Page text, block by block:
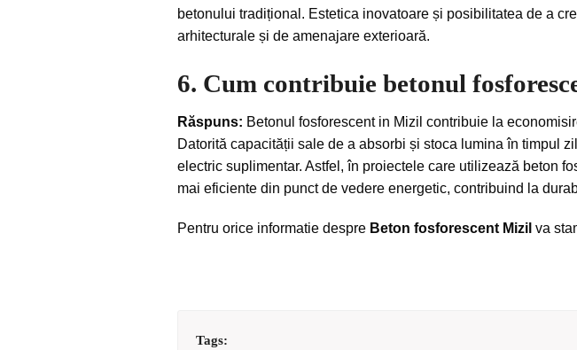
betonului tradițional. Estetica inovatoare și posibilitatea de a
arhitecturale și de amenajare exterioară.
6. Cum contribuie betonul
Răspuns: Betonul fosforescent in Mizil contribuie la
Datorită capacității sale de a absorbi și stoca lumina în timpul
electric suplimentar. Astfel, în proiectele care utilizează beton
mai eficiente din punct de vedere energetic, contribuind la
Pentru orice informatie despre Beton fosforescent Mizil va
Tags: